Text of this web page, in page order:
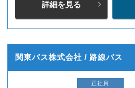
詳細を見る
関東バス株式会社 / 路線バス
正社員